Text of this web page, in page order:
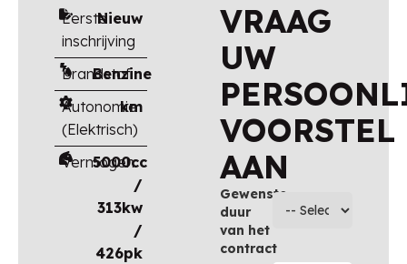
Eerste
inschrijving
Nieuw
Brandstof
Benzine
Autonomie
(Elektrisch)
km
Vermogen
5000cc
/
313kw
/
426pk
VRAAG
UW
VOORSTEL
AAN
Gewenste
duur
van het
contract